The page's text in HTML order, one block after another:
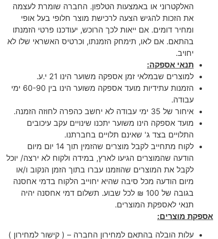
האלקטרוני או באמצעות הטלפון. החברה שומרת לעצמה
את הזכות להגיש הצעה לרכישת מוצר חלופי בעל אופי
ומחיר דומים. אם ייאות לכך הרוכש, יעודכנו פרטי הזמנתו
בהתאם. אם לאו, תימחק הזמנתו, וכרטיס האשראי שלו לא
יחויב.
תנאי אספקה:
למוצרים שבמלאי זמן אספקה משוער הינו 21 י.ע.
הזמנות עתידיות מועד אספקה משוער הינו בין 60-90 ימי
עבודה.
איחור של 35 ימי עבודה לא יחשב כהפרה לחוזה הזמנה.
מועד אספקה הינו משוער יתכנו שינויים עקב עיכובים
התלויים בצד ג' שאינם תלויים בחברתנו.
לקוח מתחייב לקבל מוצרים שהזמין תוך 14 יום מיום
הודעה שהמוצרים הגיעו לארץ, במידה ולקוח לא ירצה/ יוכל
לקבל את המוצרים שהוזמנו עברו בתוך הזמן הנקוב ו/או
מיום הודעה מכל סיבה שהיא יחוייב הלקוח בדמי אחסנה
בגובה של 100 ₪ לכל שבוע. תשלום דמי אחסנה יהיה
תנאי לאספקת המוצרים.
אספקת מוצרים:
עלות הובלה בהתאם למחירון החברה – ( קישור למחירון )